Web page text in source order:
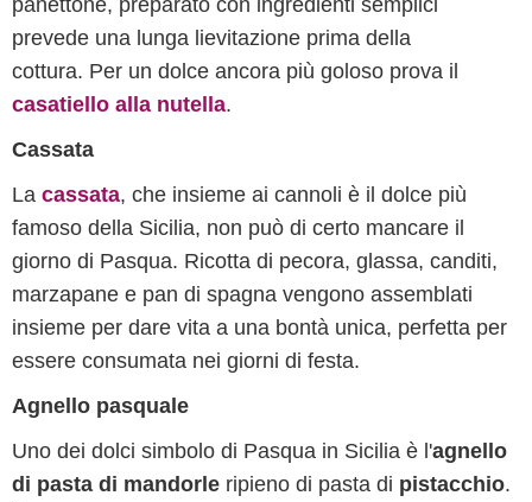
panettone, preparato con ingredienti semplici
prevede una lunga lievitazione prima della
cottura. Per un dolce ancora più goloso prova il
casatiello alla nutella.
Cassata
La cassata, che insieme ai cannoli è il dolce più
famoso della Sicilia, non può di certo mancare il
giorno di Pasqua. Ricotta di pecora, glassa, canditi,
marzapane e pan di spagna vengono assemblati
insieme per dare vita a una bontà unica, perfetta per
essere consumata nei giorni di festa.
Agnello pasquale
Uno dei dolci simbolo di Pasqua in Sicilia è l'agnello
di pasta di mandorle ripieno di pasta di pistacchio.